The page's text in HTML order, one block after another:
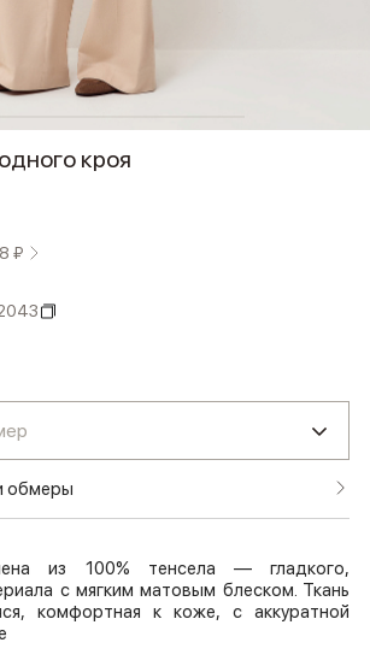
кроя
₽
обмеры
из 100% тенсела — гладкого,
с мягким матовым блеском. Ткань
комфортная к коже, с аккуратной